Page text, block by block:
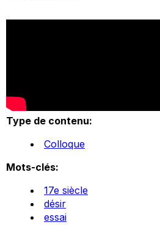
Type de contenu:
Colloque
Mots-clés:
17e siècle
désir
essai